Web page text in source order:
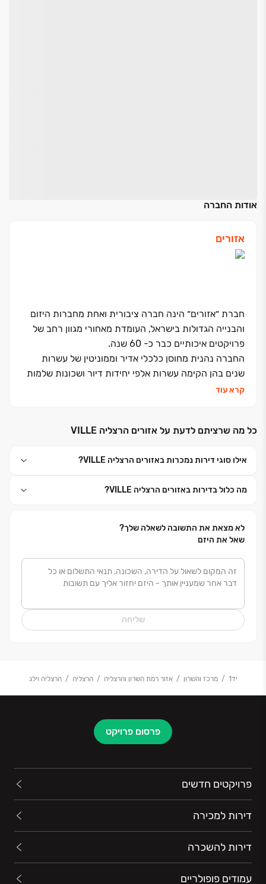
אודות החברה
אזורים
חברת ״אזורים״ הינה חברה ציבורית ואחת מחברות היזום
והבנייה הגדולות בישראל, העומדת מאחורי מגוון רחב של
פרויקטים איכותיים כבר כ- 60 שנה.
החברה נהנית מחוסן כלכלי אדיר וממוניטין של עשרות
שנים בהן הקימה עשרות אלפי יחידות דיור ושכונות שלמות
כגון: אזורים רחובות החדשה, מגדלי נאמן, אזורי חן, אזורים
הטובים בישראל ובכל פרויקט אנו שואפים לחדשנות
קיימא.
אזורים יוצרים שילוב ייחודי בין חיי משפחה לבין העצמת חיי
מגורים חדשה ומרגשת.
קרא עוד
כל מה שרציתם לדעת על אזורים הרצליה VILLE
אילו סוגי דירות נמכרות באזורים הרצליה VILLE?
מה כלול בדירות באזורים הרצליה VILLE?
לא מצאת את התשובה לשאלה שלך?
שאל את היזם
שליחה
יד1 מרכז והשרון אזור רמת השרון והרצליה הרצליה הרצליה וילג
פרסום פרויקט
פרויקטים חדשים
דירות למכירה
דירות להשכרה
עמודים פופולריים